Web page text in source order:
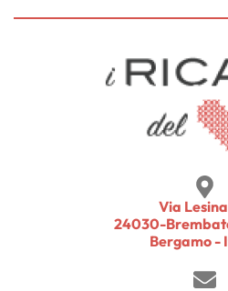
Via
24030-
Bergamo -